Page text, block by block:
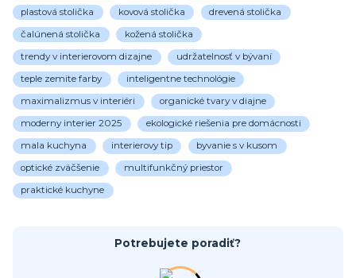
plastová stolička kovová stolička drevená stolička
čalúnená stolička kožená stolička
trendy v interierovom dizajne udržatelnosť v bývaní
teple zemite farby inteligentne technológie
maximalizmus v interiéri organické tvary v diajne
moderny interier 2025 ekologické riešenia pre domácnosti
mala kuchyna interierovy tip byvanie s v kusom
optické zväčšenie multifunkčný priestor
praktické kuchyne
Potrebujete poradiť?